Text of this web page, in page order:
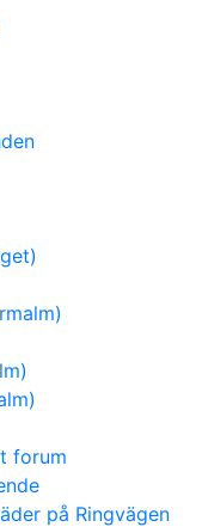
forum
på Ringvägen